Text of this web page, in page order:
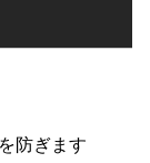
防ぎます